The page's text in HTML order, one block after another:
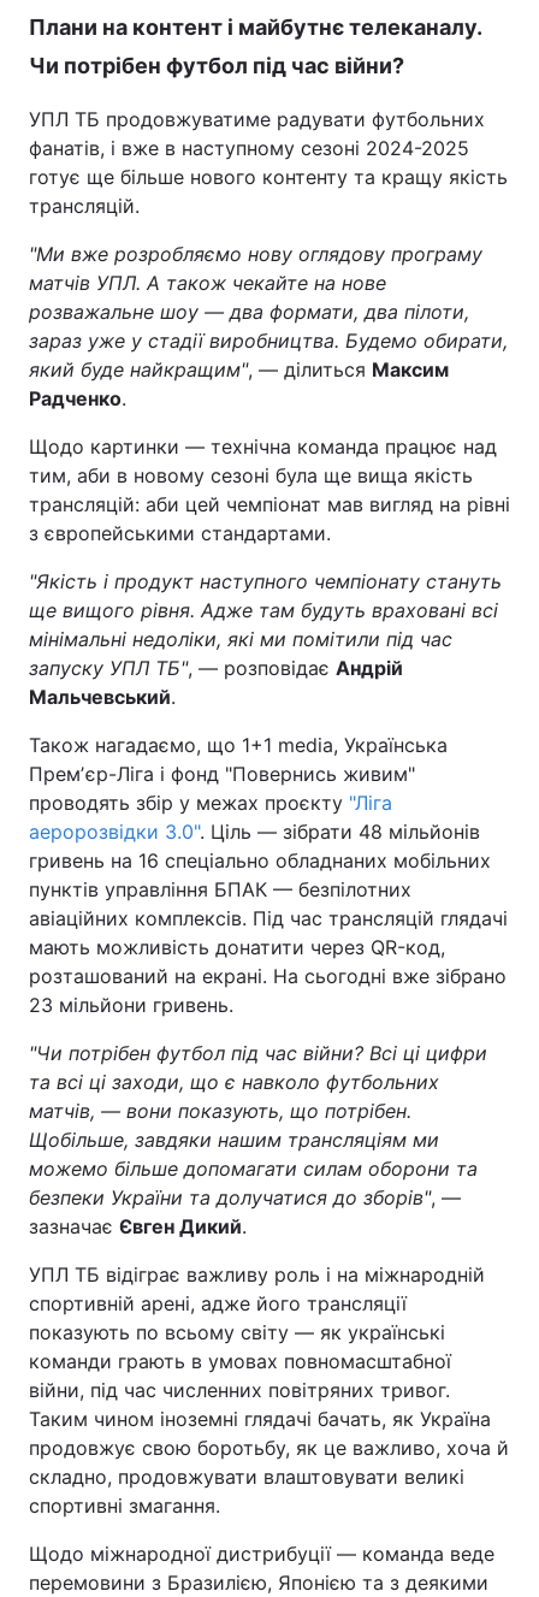
Плани на контент і майбутнє телеканалу.
Чи потрібен футбол під час війни?
УПЛ ТБ продовжуватиме радувати футбольних
фанатів, і вже в наступному сезоні 2024-2025
готує ще більше нового контенту та кращу якість
трансляцій.
"Ми вже розробляємо нову оглядову програму
матчів УПЛ. А також чекайте на нове
розважальне шоу — два формати, два пілоти,
зараз уже у стадії виробництва. Будемо обирати,
який буде найкращим", — ділиться Максим
Радченко.
Щодо картинки — технічна команда працює над
тим, аби в новому сезоні була ще вища якість
трансляцій: аби цей чемпіонат мав вигляд на рівні
з європейськими стандартами.
"Якість і продукт наступного чемпіонату стануть
ще вищого рівня. Адже там будуть враховані всі
мінімальні недоліки, які ми помітили під час
запуску УПЛ ТБ", — розповідає Андрій
Мальчевський.
Також нагадаємо, що 1+1 media, Українська
Премʼєр-Ліга і фонд "Повернись живим"
проводять збір у межах проєкту "Ліга
аеророзвідки 3.0". Ціль — зібрати 48 мільйонів
гривень на 16 спеціально обладнаних мобільних
пунктів управління БПАК — безпілотних
авіаційних комплексів. Під час трансляцій глядачі
мають можливість донатити через QR-код,
розташований на екрані. На сьогодні вже зібрано
23 мільйони гривень.
"Чи потрібен футбол під час війни? Всі ці цифри
та всі ці заходи, що є навколо футбольних
матчів, — вони показують, що потрібен.
Щобільше, завдяки нашим трансляціям ми
можемо більше допомагати силам оборони та
безпеки України та долучатися до зборів", —
зазначає Євген Дикий.
УПЛ ТБ відіграє важливу роль і на міжнародній
спортивній арені, адже його трансляції
показують по всьому світу — як українські
команди грають в умовах повномасштабної
війни, під час численних повітряних тривог.
Таким чином іноземні глядачі бачать, як Україна
продовжує свою боротьбу, як це важливо, хоча й
складно, продовжувати влаштовувати великі
спортивні змагання.
Щодо міжнародної дистрибуції — команда веде
перемовини з Бразилією, Японією та з деякими